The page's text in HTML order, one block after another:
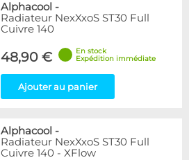
Alphacool -
Radiateur NexXxoS ST30 Full
Cuivre 140
48,90 €
En stock
Expédition immédiate
Ajouter au panier
Alphacool -
Radiateur NexXxoS ST30 Full
Cuivre 140 - XFlow